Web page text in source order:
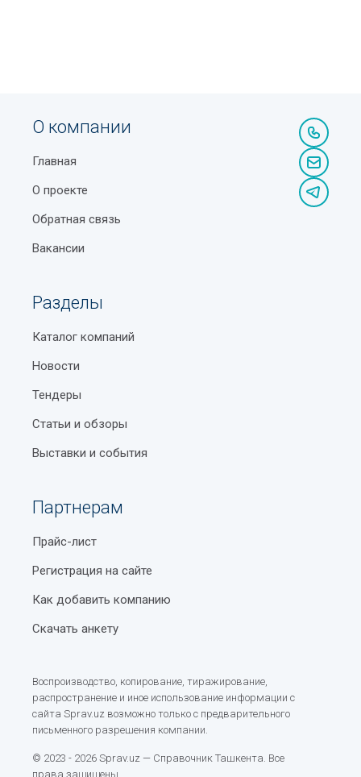
О компании
Главная
О проекте
Обратная связь
Вакансии
Разделы
Каталог компаний
Новости
Тендеры
Статьи и обзоры
Выставки и события
Партнерам
Прайс-лист
Регистрация на сайте
Как добавить компанию
Скачать анкету
Воспроизводство, копирование, тиражирование,
распространение и иное использование информации с
сайта Sprav.uz возможно только с предварительного
письменного разрешения компании.
© 2023 - 2026 Sprav.uz — Справочник Ташкента. Все
права защищены.